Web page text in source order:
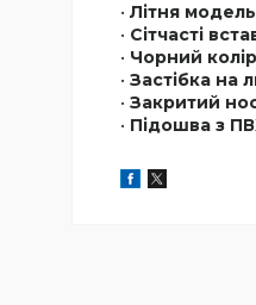
• Літня модель
• Сітчасті
• Чорний колір
• Застібка на
• Закритий
• Підошва з